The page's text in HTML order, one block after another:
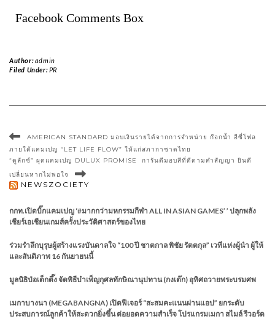
Facebook Comments Box
Author:admin
Filed Under:PR
AMERICAN STANDARD มอบเงินรายได้จากการจำหน่าย ก๊อกน้ำ อีซี่โฟล
ภายใต้แคมเปญ “LET LIFE FLOW” ให้แก่สภากาชาดไทย
“ดูลักซ์” ผุดแคมเปญ DULUX PROMISE การันตีมอบสีที่ดีตามคำสัญญา ยินดี
เปลี่ยนหากไม่พอใจ
NEWSZOCIETY
กกท.เปิดบิ๊กแคมเปญ ‘#มากกว่ามหกรรมกีฬา ALL IN ASIAN GAMES’ ’ ปลุกพลัง
เชียร์เอเชียนเกมส์ครั้งประวัติศาสตร์ของไทย
ร่วมรำลึกบุรุษผู้สร้างแรงบันดาลใจ “100 ปี ชาตกาล พิชัย รัตตกุล” เวทีแห่งผู้นำ ผู้ให้
และสันติภาพ 16 กันยายนนี้
มูลนิธิป่อเต็กตึ๊ง จัดพิธีบำเพ็ญกุศลทักษิณานุปทาน (กงเต๊ก) อุทิศถวายพระบรมศพ
เมกาบางนา (MEGABANGNA) เปิดฟีเจอร์ “สะสมคะแนนผ่านแอป” ยกระดับ
ประสบการณ์ลูกค้าให้สะดวกยิ่งขึ้น ต่อยอดความสำเร็จ โปรแกรมเมกา สไมล์ รีวอร์ด